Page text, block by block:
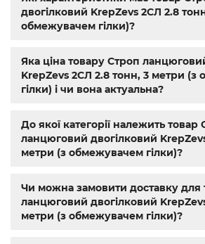
редуктори МЧ, Кранові редуктори
603,din 7981,заклепки,різьбове
болт м 10,din934,крепеж ,болт м12
болт м5 под шестигранник ,болт м 18
шаг 1,болт м9,болт м 24,din 6325
крепёжный магазин,гайки купить,
крепеж харьков,крепежи магазин,
гайки и болты,болты харьков,болты
крепежные изделия,купить винты,
нержавейка,болты с гайкой ,болт
болт м8, болт м8 нержавейка,купить
двогілковий KrepZevs 2СЛ 2.8
обмежувачем гілки)?
Яка ціна товару Строп
KrepZevs 2СЛ 2.8 тонн, 3 метри (з
гілки) і чи вона актуальна?
До якої категорії належить товар
ланцюговий двогілковий
метри (з обмежувачем гілки)?
Чи можна замовити доставку для
ланцюговий двогілковий
метри (з обмежувачем гілки)?